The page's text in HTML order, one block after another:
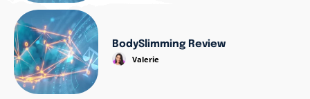
BodySlimming Review
Valerie